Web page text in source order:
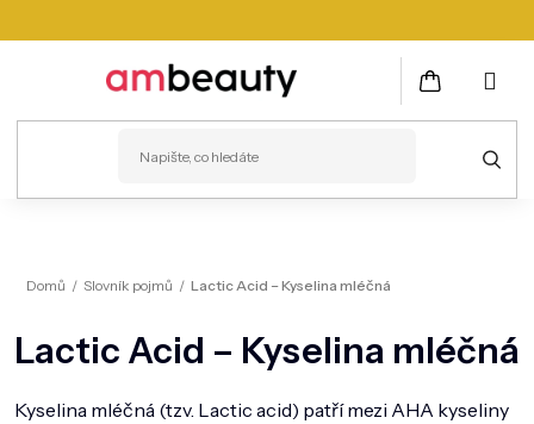
na
NÁKUPNÍ
KOŠÍK
VLASY
ZDRAVÍ
Domů / Slovník pojmů / Lactic Acid – Kyselina mléčná
Lactic Acid – Kyselina mléčná
Kyselina mléčná (tzv. Lactic acid) patří mezi AHA kyseliny